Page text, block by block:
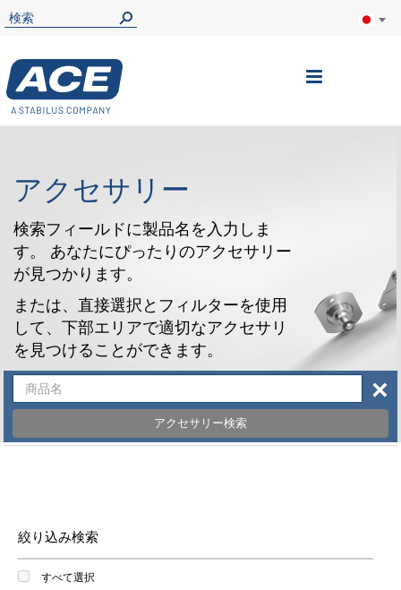
ナ
アクセサリー
検索フィールドに製品名を入力しま
す。 あなたにぴったりのアクセサリー
が見つかります。
または、直接選択とフィルターを使用
して、下部エリアで適切なアクセサリ
を見つけることができます。
アクセサリー検索
×
絞り込み検索
すべて選択